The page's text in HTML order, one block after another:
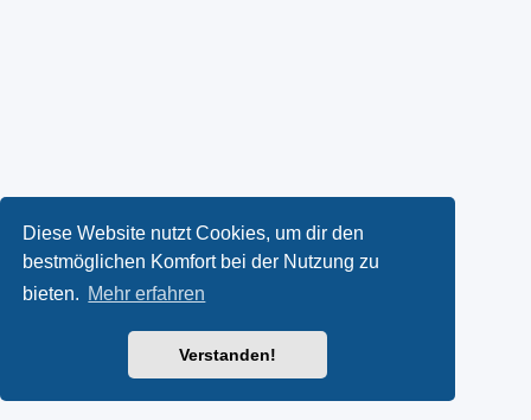
Diese Website nutzt Cookies, um dir den
bestmöglichen Komfort bei der Nutzung zu
bieten. Mehr erfahren
Verstanden!